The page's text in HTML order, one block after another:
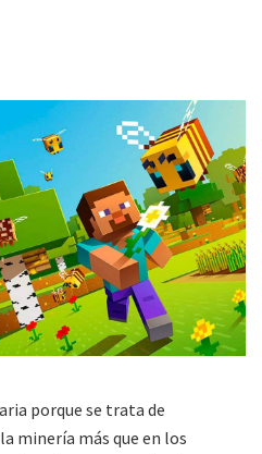
porque se trata de
minería más que en los